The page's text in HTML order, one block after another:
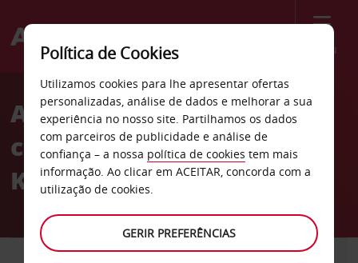
Menu
Welcome
AvisAluguer de
carros Beiertheim em
Karlsruhe
CARRO COMERCIAIS
Política de Cookies
Utilizamos cookies para lhe apresentar ofertas
personalizadas, análise de dados e melhorar a sua
experiência no nosso site. Partilhamos os dados
com parceiros de publicidade e análise de
confiança – a nossa política de cookies tem mais
informação. Ao clicar em ACEITAR, concorda com a
utilização de cookies.
GERIR PREFERÊNCIAS